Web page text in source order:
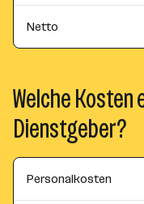
Netto
Welche
Dienstgeber?
Personalkosten